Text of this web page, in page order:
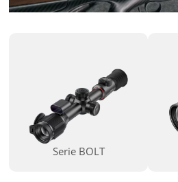
Serie BOLT